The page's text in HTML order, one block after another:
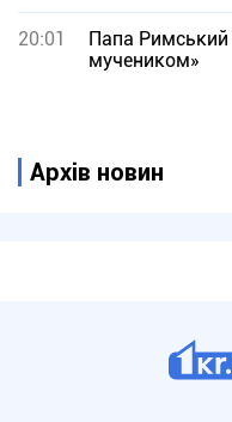
20:01
Папа Римський
мучеником»
Архів новин